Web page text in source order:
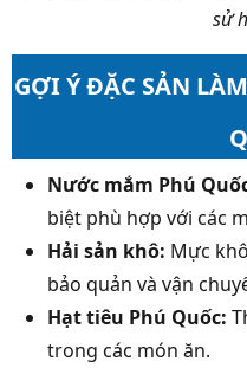
sử
GỢI Ý ĐẶC SẢN
Nước mắm Phú
biệt phù hợp với các
Hải sản khô: Mực
bảo quản và vận
Hạt tiêu Phú Quốc:
trong các món ăn.